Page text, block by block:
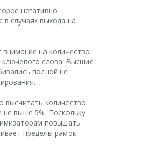
негативно
в случаях выхода на
на количество
слова. Высшие
полной не
высчитать количество
выше 5%. Поскольку
повышать
пределы рамок